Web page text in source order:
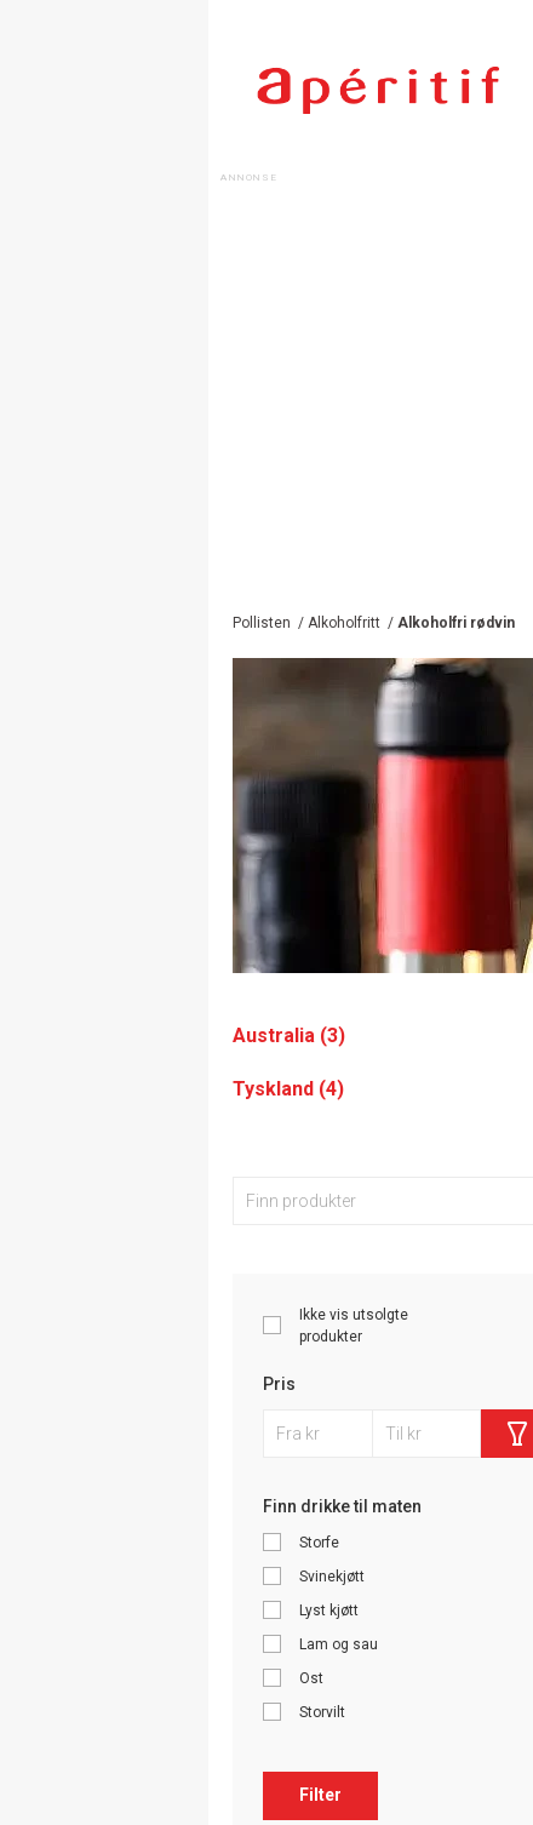
Pollisten / Alkoholfritt / Alkoholfri rødvin
Australia (3)
Tyskland (4)
Ikke vis utsolgte
produkter
Pris
Finn drikke til maten
Storfe
Svinekjøtt
Lyst kjøtt
Lam og sau
Ost
Storvilt
Filter